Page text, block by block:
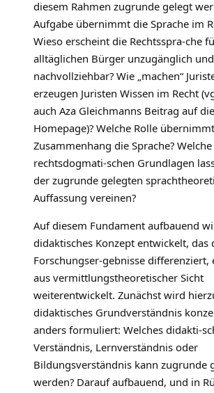
diesem Rahmen zugrunde gelegt
Aufgabe übernimmt die Sprache im
Wieso erscheint die Rechtsspra-che
alltäglichen Bürger unzugänglich
nachvollziehbar? Wie „machen“
erzeugen Juristen Wissen im Recht
auch Aza Gleichmanns Beitrag auf
Homepage)? Welche Rolle
Zusammenhang die Sprache? Welche
rechtsdogmati-schen Grundlagen
der zugrunde gelegten
Auffassung vereinen?
Auf diesem Fundament aufbauend
didaktisches Konzept entwickelt, das
Forschungser-gebnisse differenziert,
aus vermittlungstheoretischer Sicht
weiterentwickelt. Zunächst wird
didaktisches Grundverständnis
anders formuliert: Welches didakti-
Verständnis, Lernverständnis oder
Bildungsverständnis kann zugrunde
werden? Darauf aufbauend, und in